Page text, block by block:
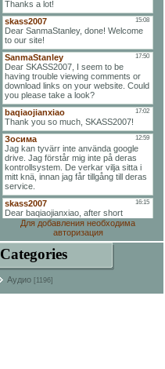
Для добавления необходима
авторизация
Categories
Аудио [1196]